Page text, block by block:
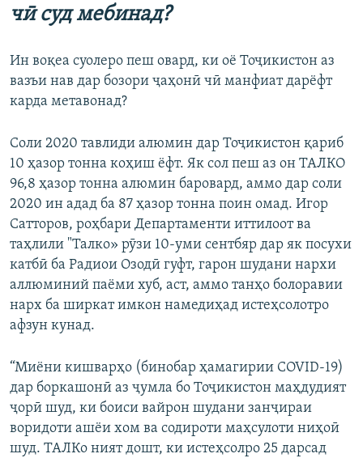
чӣ суд мебинад?
Ин воқеа суолеро пеш овард, ки оё Тоҷикистон аз
вазъи нав дар бозори ҷаҳонӣ чӣ манфиат дарёфт
карда метавонад?
Соли 2020 тавлиди алюмин дар Тоҷикистон қариб
10 ҳазор тонна коҳиш ёфт. Як сол пеш аз он ТАЛКО
96,8 ҳазор тонна алюмин баровард, аммо дар соли
2020 ин адад ба 87 ҳазор тонна поин омад. Игор
Сатторов, роҳбари Департаменти иттилоот ва
таҳлили "Талко» рӯзи 10-уми сентбяр дар як посухи
катбӣ ба Радиои Озодӣ гуфт, гарон шудани нархи
аллюминий паёми хуб, аст, аммо танҳо болоравии
нарх ба ширкат имкон намедиҳад истеҳсолотро
афзун кунад.
“Миёни кишварҳо (бинобар ҳамагирии COVID-19)
дар боркашонӣ аз ҷумла бо Тоҷикистон маҳдудият
ҷорӣ шуд, ки боиси вайрон шудани занҷираи
воридоти ашёи хом ва содироти маҳсулоти ниҳоӣ
шуд. ТАЛКо ният дошт, ки истеҳсолро 25 дарсад